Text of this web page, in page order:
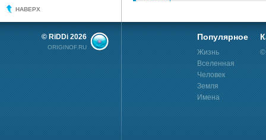
НАВЕРХ
© RiDDi 2026
ORIGINOF.RU
Популярное
Жизнь
Вселенная
Человек
Земля
Имена
©